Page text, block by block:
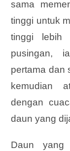
sama
tinggi untuk
tinggi lebih
pusingan,
pertama dan
kemudian
dengan
daun yang
Daun yang